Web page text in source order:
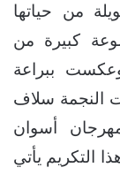
من حياتها
كبيرة من
وعكست ببراعة
النجمة سلاف
أسوان
التكريم يأتي